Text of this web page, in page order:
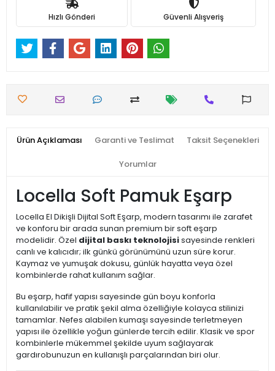
Hızlı Gönderi Güvenli Alışveriş
Ürün Açıklaması Garanti ve Teslimat Taksit Seçenekleri
Yorumlar
Locella Soft Pamuk Eşarp
Locella El Dikişli Dijital Soft Eşarp, modern tasarımı ile zarafet
ve konforu bir arada sunan premium bir soft eşarp
modelidir. Özel dijital baskı teknolojisisayesinde renkleri
canlı ve kalıcıdır; ilk günkü görünümünü uzun süre korur.
Kaymaz ve yumuşak dokusu, günlük hayatta veya özel
kombinlerde rahat kullanım sağlar.
Bu eşarp, hafif yapısı sayesinde gün boyu konforla
kullanılabilir ve pratik şekil alma özelliğiyle kolayca stilinizi
tamamlar. Nefes alabilen kumaşı sayesinde terletmeyen
yapısı ile özellikle yoğun günlerde tercih edilir. Klasik ve spor
kombinlerle mükemmel şekilde uyum sağlayarak
gardırobunuzun en kullanışlı parçalarından biri olur.